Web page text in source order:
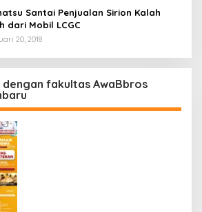
Santai Penjualan Sirion Kalah
dari Mobil LCGC
20, 2018
fakultas AwaBbros